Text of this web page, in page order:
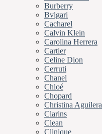
Burberry
Bvlgari
Cacharel
Calvin Klein
Carolina Herrera
Cartier
Celine Dion
Cerruti
Chanel
Chloé
Chopard
Christina Aguilera
Clarins
Clean
Clinique